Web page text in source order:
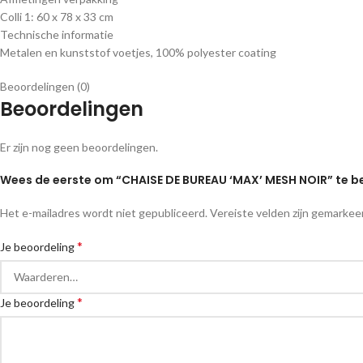
Colli 1: 60 x 78 x 33 cm
Technische informatie
Metalen en kunststof voetjes, 100% polyester coating
Beoordelingen (0)
Beoordelingen
Er zijn nog geen beoordelingen.
Wees de eerste om “CHAISE DE BUREAU ‘MAX’ MESH NOIR” te
Het e-mailadres wordt niet gepubliceerd. Vereiste velden zijn
Je beoordeling*
Je beoordeling*